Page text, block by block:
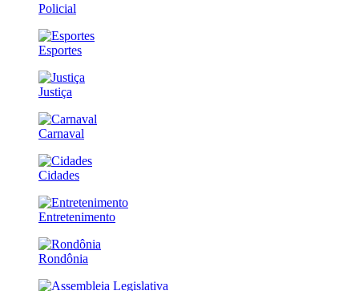
Policial
Esportes
Justiça
Carnaval
Cidades
Entretenimento
Rondônia